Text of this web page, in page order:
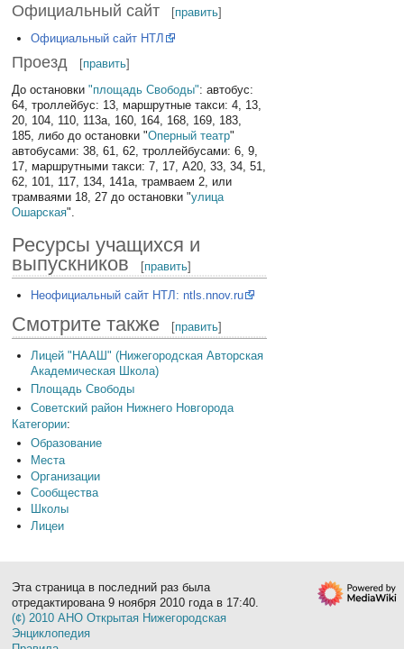
Официальный сайт [править]
Официальный сайт НТЛ
Проезд [править]
До остановки"площадь Свободы": автобус:
64, троллейбус: 13, маршрутные такси: 4, 13,
20, 104, 110, 113а, 160, 164, 168, 169, 183,
185, либо до остановки "Оперный театр"
автобусами: 38, 61, 62, троллейбусами: 6, 9,
17, маршрутными такси: 7, 17, А20, 33, 34, 51,
62, 101, 117, 134, 141а, трамваем 2, или
трамваями 18, 27 до остановки "улица
Ошарская".
Ресурсы учащихся и
выпускников
[править]
Неофициальный сайт НТЛ: ntls.nnov.ru
Смотрите также [править]
Лицей "НААШ" (Нижегородская Авторская
Академическая Школа)
Площадь Свободы
Советский район Нижнего Новгорода
Категории:
Образование
Места
Организации
Сообщества
Школы
Лицеи
Эта страница в последний раз была
отредактирована 9 ноября 2010 года в 17:40.
(¢) 2010 АНО Открытая Нижегородская
Энциклопедия